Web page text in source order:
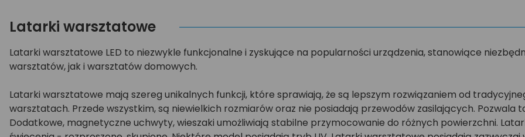
Latarki warsztatowe
Latarki warsztatowe LED to niezwykle funkcjonalne i zyskujące na popularności urządzenia, stanowiące
warsztatów, jak i warsztatów domowych.
Latarki warsztatowe mają szereg unikalnych funkcji, które sprawiają, że są lepszym rozwiązaniem od
warsztatach. Przede wszystkim, są niewielkich rozmiarów oraz nie posiadają przewodów zasilających. Pozwala
Dodatkowe, magnetyczne uchwyty, wieszaki umożliwiają stabilne przymocowanie do różnych powierzchni.